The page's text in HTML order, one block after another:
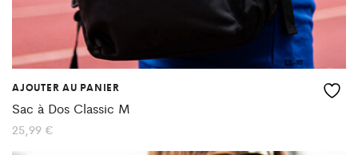
AJOUTER AU PANIER
Sac à Dos Classic M
25,99 €